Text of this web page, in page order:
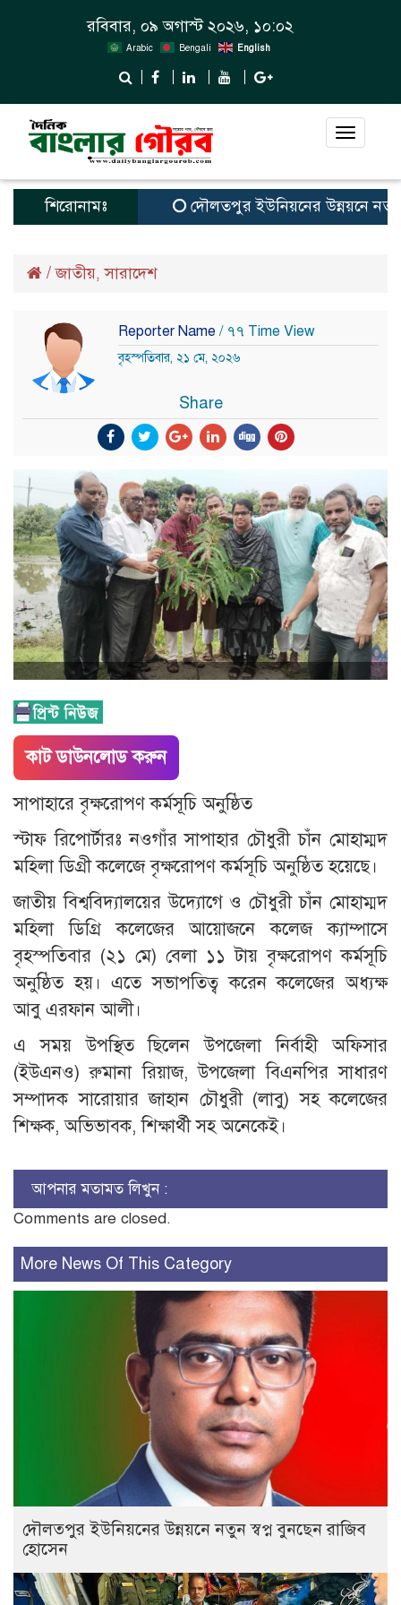
রবিবার, ০৯ অগাস্ট ২০২৬, ১০:০২
Arabic Bengali English
Toggle
শিরোনামঃ দৌলতপুর ইউনিয়নের উন্নয়নে নতুন
/জাতীয়,সারাদেশ
Reporter Name / ৭৭ Time View
বৃহস্পতিবার, ২১ মে, ২০২৬
Share
কাট ডাউনলোড করুন
সাপাহারে বৃক্ষরোপণ কর্মসূচি অনুষ্ঠিত
স্টাফ রিপোর্টারঃ নওগাঁর সাপাহার চৌধুরী চাঁন মোহাম্মদ
মহিলা ডিগ্রী কলেজে বৃক্ষরোপণ কর্মসূচি অনুষ্ঠিত হয়েছে।
জাতীয় বিশ্ববিদ্যালয়ের উদ্যোগে ও চৌধুরী চাঁন মোহাম্মদ
মহিলা ডিগ্রি কলেজের আয়োজনে কলেজ ক্যাম্পাসে
বৃহস্পতিবার (২১ মে) বেলা ১১ টায় বৃক্ষরোপণ কর্মসূচি
অনুষ্ঠিত হয়। এতে সভাপতিত্ব করেন কলেজের অধ্যক্ষ
আবু এরফান আলী।
এ সময় উপস্থিত ছিলেন উপজেলা নির্বাহী অফিসার
(ইউএনও) রুমানা রিয়াজ, উপজেলা বিএনপির সাধারণ
সম্পাদক সারোয়ার জাহান চৌধুরী (লাবু) সহ কলেজের
শিক্ষক, অভিভাবক, শিক্ষার্থী সহ অনেকেই।
আপনার মতামত লিখুন :
Comments are closed.
More News Of This Category
দৌলতপুর ইউনিয়নের উন্নয়নে নতুন স্বপ্ন বুনছেন রাজিব
হোসেন